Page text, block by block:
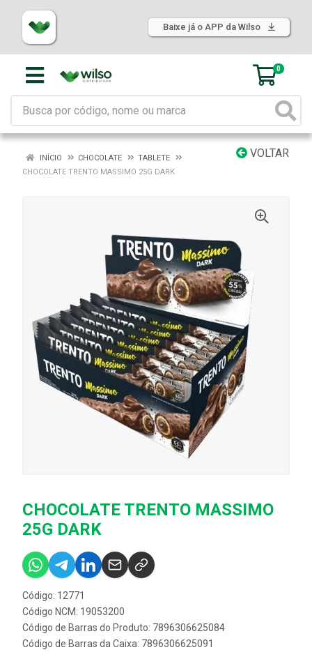
Baixe já o APP da Wilso
0
VOLTAR
INÍCIO CHOCOLATE
TABLETE
CHOCOLATE TRENTO MASSIMO 25G DARK
CHOCOLATE TRENTO MASSIMO
25G DARK
Código: 12771
Código NCM: 19053200
Código de Barras do Produto: 7896306625084
Código de Barras da Caixa: 7896306625091